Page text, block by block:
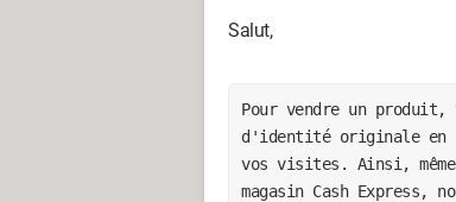
Salut,
Pour vendre un produit,
d'identité originale en
vos visites. Ainsi,
magasin Cash Express,